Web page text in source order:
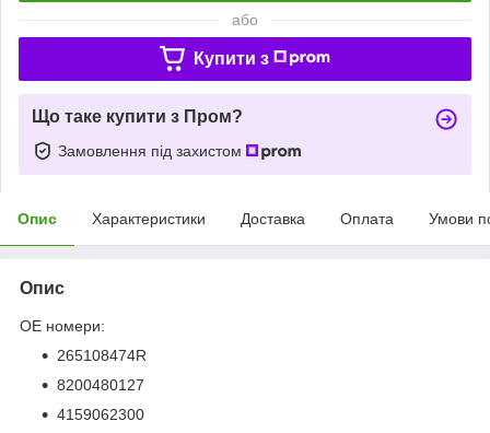
або
Купити з
Що таке купити з Пром?
Замовлення під захистом
Опис Характеристики Доставка Оплата Умови
Опис
OE номери:
265108474R
8200480127
4159062300